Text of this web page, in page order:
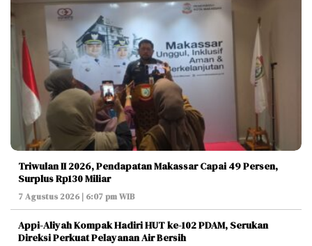
Triwulan II 2026, Pendapatan Makassar Capai 49 Persen,
Surplus Rp130 Miliar
7 Agustus 2026 | 6:07 pm WIB
Appi-Aliyah Kompak Hadiri HUT ke-102 PDAM, Serukan
Direksi Perkuat Pelayanan Air Bersih